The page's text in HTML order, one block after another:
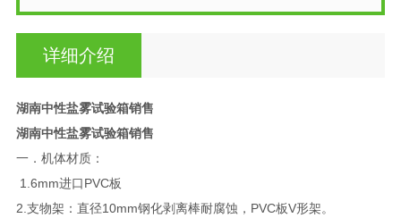
详细介绍
湖南中性盐雾试验箱销售
湖南中性盐雾试验箱销售
一．机体材质：
1.6mm进口PVC板
2.支物架：直径10mm钢化剥离棒耐腐蚀，PVC板V形架。